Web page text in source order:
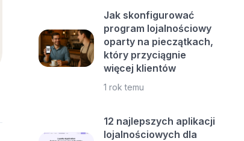
Jak skonfigurować
program lojalnościowy
oparty na pieczątkach,
który przyciągnie
więcej klientów
1 rok temu
12 najlepszych aplikacji
lojalnościowych dla